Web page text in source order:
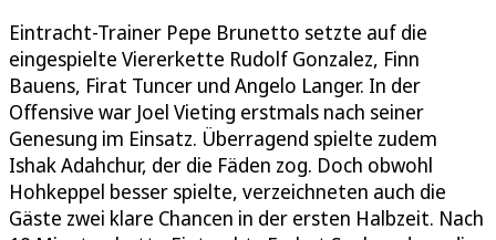
Eintracht-Trainer Pepe Brunetto setzte auf die
eingespielte Viererkette Rudolf Gonzalez, Finn
Bauens, Firat Tuncer und Angelo Langer. In der
Offensive war Joel Vieting erstmals nach seiner
Genesung im Einsatz. Überragend spielte zudem
Ishak Adahchur, der die Fäden zog. Doch obwohl
Hohkeppel besser spielte, verzeichneten auch die
Gäste zwei klare Chancen in der ersten Halbzeit. Nach